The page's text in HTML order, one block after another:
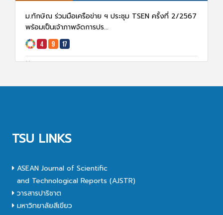
ม.ทักษิณ ร่วมมือเครือข่าย ฯ ประชุม TSEN ครั้งที่ 2/2567
พร้อมเป็นเจ้าภาพจัดการปร...
TSU LINKS
ASEAN Journal of Scientific
and Technological Reports (AJSTR)
วารสารปาริชาต
มหาวิทยาลัยสีเขียว